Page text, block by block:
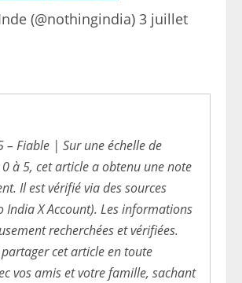
(@nothingindia) 3 juillet
– Fiable | Sur une échelle de
à 5, cet article a obtenu une note
Il est vérifié via des sources
India X Account). Les informations
recherchées et vérifiées.
cet article en toute
vos amis et votre famille, sachant